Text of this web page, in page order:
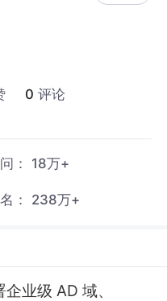
0 评论
： 18万+
： 238万+
业级 AD 域、